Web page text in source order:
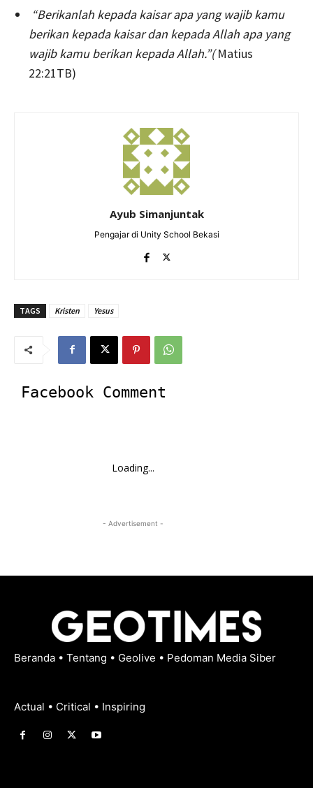
“Berikanlah kepada kaisar apa yang wajib kamu
berikan kepada kaisar dan kepada Allah apa yang
wajib kamu berikan kepada Allah.”(Matius
22:21TB)
Ayub Simanjuntak
Pengajar di Unity School Bekasi
TAGS Kristen Yesus
Facebook Comment
Loading...
- Advertisement -
Beranda • Tentang • Geolive • Pedoman Media Siber
Actual • Critical • Inspiring